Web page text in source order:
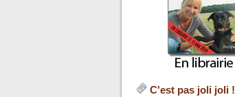
C'est pas joli joli !